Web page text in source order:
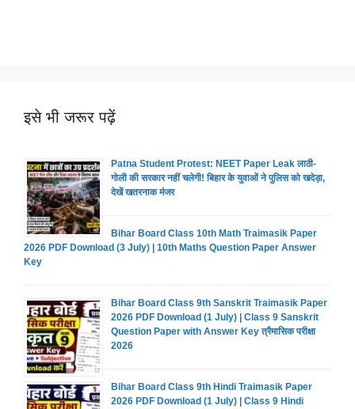
इसे भी जरूर पढ़ें
Patna Student Protest: NEET Paper Leak लाठी-
गोली की सरकार नहीं चलेगी! बिहार के युवाओं ने पुलिस को खदेड़ा,
देखें खतरनाक मंजर
Bihar Board Class 10th Math Traimasik Paper
2026 PDF Download (3 July) | 10th Maths Question Paper Answer
Key
Bihar Board Class 9th Sanskrit Traimasik Paper
2026 PDF Download (1 July) | Class 9 Sanskrit
Question Paper with Answer Key त्रैमासिक परीक्षा
2026
Bihar Board Class 9th Hindi Traimasik Paper
2026 PDF Download (1 July) | Class 9 Hindi